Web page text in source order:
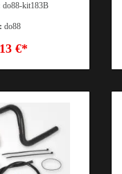
do88-kit183B
do88
€*